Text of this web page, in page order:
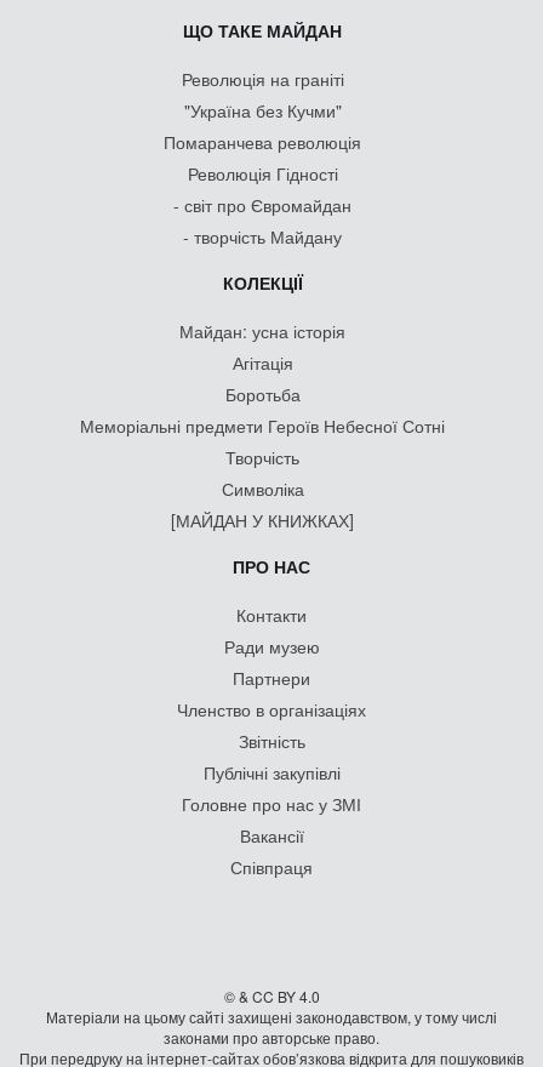
ЩО ТАКЕ МАЙДАН
Революція на граніті
"Україна без Кучми"
Помаранчева революція
Революція Гідності
- світ про Євромайдан
- творчість Майдану
КОЛЕКЦІЇ
Майдан: усна історія
Агітація
Боротьба
Меморіальні предмети Героїв Небесної Сотні
Творчість
Символіка
[МАЙДАН У КНИЖКАХ]
ПРО НАС
Контакти
Ради музею
Партнери
Членство в організаціях
Звітність
Публічні закупівлі
Головне про нас у ЗМІ
Вакансії
Співпраця
© & CC BY 4.0
Матеріали на цьому сайті захищені законодавством, у тому числі
законами про авторське право.
При передруку на iнтернет-сайтах обов’язкова відкрита для пошуковиків